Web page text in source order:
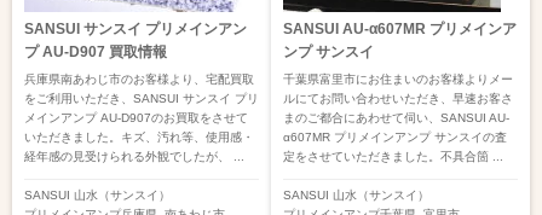
SANSUI サンスイ プリメインアン
プ AU-D907 買取情報
兵庫県南あわじ市のお客様より、宅配買取
をご利用いただき、SANSUI サンスイ プリ
メインアンプ AU-D907のお買取をさせて
いただきました。キズ、汚れ等、使用感・
経年感の見受けられる外観でしたが、 ...
SANSUI 山水（サンスイ）
SANSUI AU-α607MR プリメインア
ンプ サンスイ
千葉県富里市にお住まいのお客様よりメー
ルにてお問い合わせいただき、早速お客さ
まのご都合にあわせて伺い、SANSUI AU-
α607MR プリメインアンプ サンスイの査
定をさせていただきました。不具合箇 ...
SANSUI 山水（サンスイ）